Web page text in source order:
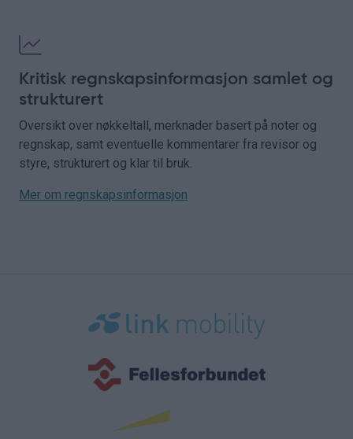
Kritisk regnskapsinformasjon samlet og
strukturert
Oversikt over nøkkeltall, merknader basert på noter og
regnskap, samt eventuelle kommentarer fra revisor og
styre, strukturert og klar til bruk.
Mer om regnskapsinformasjon